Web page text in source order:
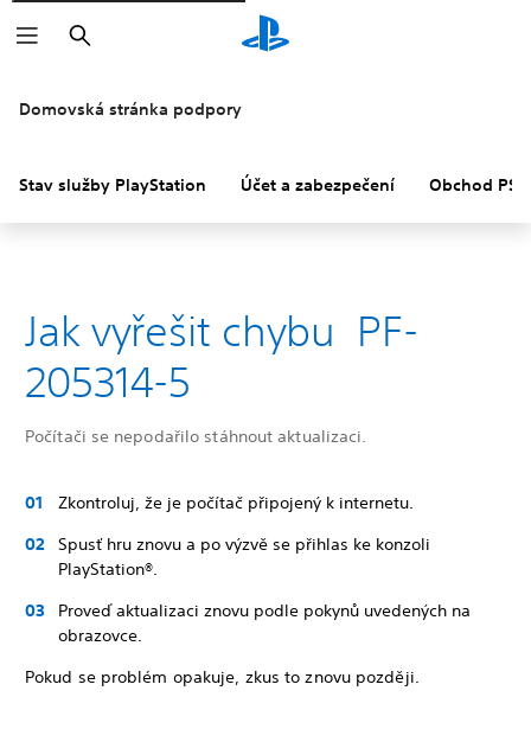
Vyhledat
Domovská stránka podpory
Stav služby PlayStation Účet a zabezpečení Obchod PS
Jak vyřešit chybu PF-
205314-5
Počítači se nepodařilo stáhnout aktualizaci.
Zkontroluj, že je počítač připojený k internetu.
Spusť hru znovu a po výzvě se přihlas ke konzoli
PlayStation®.
Proveď aktualizaci znovu podle pokynů uvedených na
obrazovce.
Pokud se problém opakuje, zkus to znovu později.